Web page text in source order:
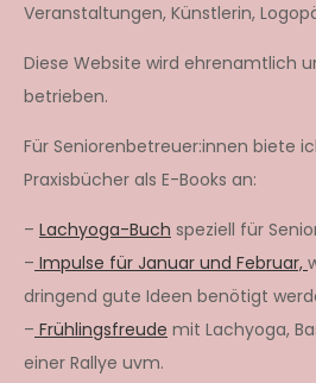
Veranstaltungen, Künstlerin,
Diese Website wird ehrenamtlich
betrieben.
Für Seniorenbetreuer:innen biete
Praxisbücher als E-Books an:
– Lachyoga-Buch speziell für
– Impulse für Januar und Februar,
dringend gute Ideen benötigt
– Frühlingsfreude mit Lachyoga,
einer Rallye uvm.